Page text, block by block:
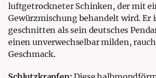
luftgetrockneter Schinken, der mit
Gewürzmischung behandelt wird. Er
geschnitten als sein deutsches
einen unverwechselbar milden,
Geschmack.